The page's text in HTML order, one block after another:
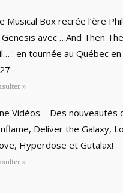
Musical Box recrée l’ère
avec …And Then
: en tournée au Québec
»
Vidéos – Des nouveautés
Deliver the Galaxy,
Hyperdose et Gutalax!
»